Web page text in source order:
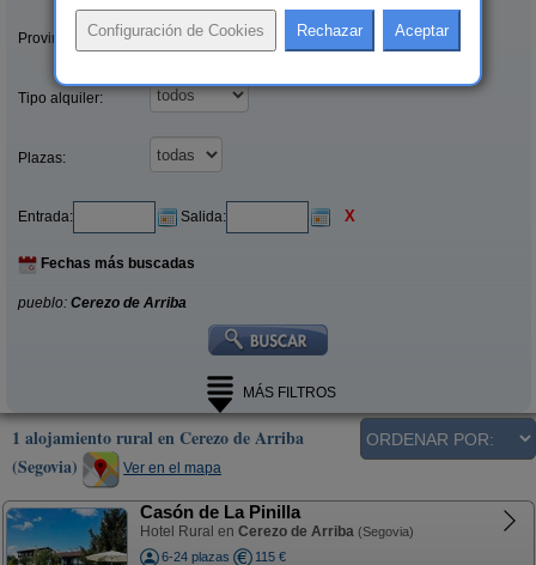
Provincias/Islas:
Tipo alquiler:
Plazas:
Entrada: Salida: X
Fechas más buscadas
pueblo: Cerezo de Arriba
MÁS FILTROS
1 alojamiento rural en Cerezo de Arriba
(Segovia)
Ver en el mapa
Casón de La Pinilla
Hotel Rural en Cerezo de Arriba (Segovia)
6-24 plazas
115 €